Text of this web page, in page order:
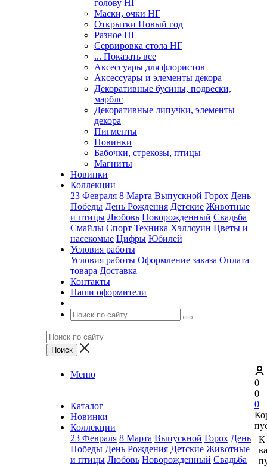
голову НГ
Маски, очки НГ
Открытки Новый год
Разное НГ
Сервировка стола НГ
... Показать все
Аксессуары для флористов
Аксессуары и элементы декора
Декоративные бусины, подвески,
марблс
Декоративные липучки, элементы
декора
Пигменты
Новинки
Бабочки, стрекозы, птицы
Магниты
Новинки
Коллекции
23 Февраля 8 Марта Выпускной Горох День
Победы День Рождения Детские Животные
и птицы Любовь Новорожденный Свадьба
Смайлы Спорт Техника Хэллоуин Цветы и
насекомые Цифры Юбилей
Условия работы
Условия работы Оформление заказа Оплата
товара Доставка
Контакты
Наши оформители
Меню
Каталог
Новинки
Коллекции
23 Февраля 8 Марта Выпускной Горох День
Победы День Рождения Детские Животные
и птицы Любовь Новорожденный Свадьба
0
0
0
К